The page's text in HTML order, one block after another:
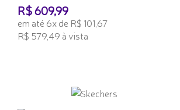
R$ 609,99
em até 6x de R$ 101,67
R$ 579,49 à vista